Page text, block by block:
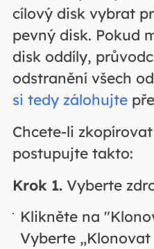
cílový disk vybrat
pevný disk. Pokud
disk oddíly,
odstranění všech
si tedy zálohujte
Chcete-li
postupujte takto:
Krok 1.Vyberte
Klikněte na
Vyberte „Klonovat